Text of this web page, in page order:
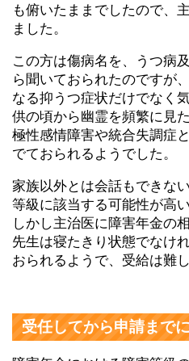
も俯いたままでしたので、
ました。
この方は傷病名を、うつ病
ら聞いておられたのですが
なる抑うつ症状だけでなく
供の頃から幽霊を頻繁に見
極性感情障害や統合失調症
でておられるようでした。
家族以外とは会話もできな
等級に該当する可能性が高
しかし主治医に障害年金の
先生は寝たきり状態でなけ
おられるようで、受給は難
受任してから申請まで